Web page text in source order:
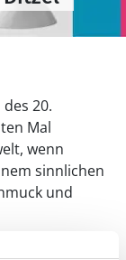
20.
Mal
wenn
sinnlichen
und